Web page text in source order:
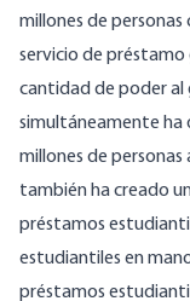
millones de personas
servicio de
cantidad de poder al
simultáneamente ha
millones de personas
también ha creado
préstamos
estudiantiles en
préstamos